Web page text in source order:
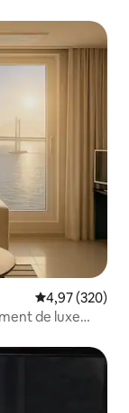
Évaluation
4,97 (320)
de luxe